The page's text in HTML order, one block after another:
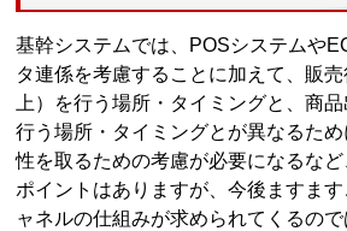
基幹システムでは、POSシステムや
タ連係を考慮することに加えて、販
上）を行う場所・タイミングと、商
行う場所・タイミングとが異なるた
性を取るための考慮が必要になるな
ポイントはありますが、今後ますま
ャネルの仕組みが求められてくるので